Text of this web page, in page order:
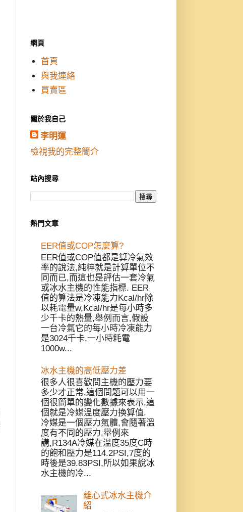
網頁
首頁
與我連絡
買賣區
關於我自己
李明運
檢視我的完整簡介
站內搜尋
熱門文章
EER值或COP怎麼算?
EER值或COP值都是算冷氣效
率的說法,純粹就是計算單位不
同而已,而這也是評估一套冷氣
或冰水主機的性能指標. EER
值的算法是冷凍能力Kcal/hr除
以耗電量w,Kcal/hr是每小時多
少千卡的熱量,舉例而言,假設
一台冷氣它的每小時冷凍能力
是3024千卡,一小時耗電
1000w...
冰水主機的高低壓力差
很多人很喜歡問主機的壓力要
多少才正常,這個問題可以用一
個很簡單的變化數據來表示,這
個就是冷媒溫度壓力換算值.
冷媒是一個壓力氣體,會隨著溫
度有不同的壓力,舉例來
講,R134A冷媒在溫度35度C時
的飽和壓力是114.2PSI,7度的
時後是39.83PSI,所以如果說冰
水主機的冷...
離心式冰水主機介
紹